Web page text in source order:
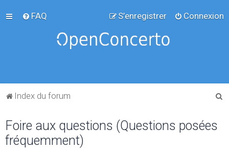
FAQ Connexion
S’enregistrer
Index du forum
Foire aux questions (Questions posées
fréquemment)